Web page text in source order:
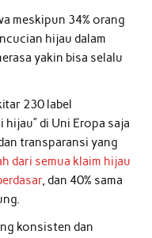
meskipun 34% orang
hijau dalam
yakin bisa selalu
230 label
hijau” di Uni Eropa saja
transparansi yang
dari semua klaim hijau
, dan 40% sama
konsisten dan